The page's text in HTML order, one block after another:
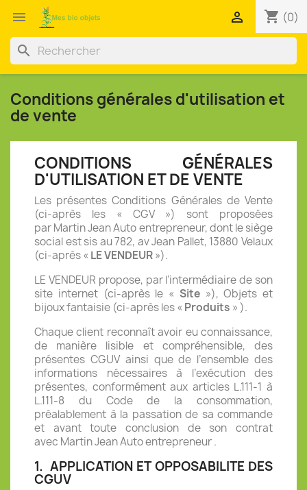
 shopping_cart (0)

search
Conditions générales d'utilisation et
de vente
CONDITIONS GÉNÉRALES
D'UTILISATION ET DE VENTE
Les présentes Conditions Générales de Vente
(ci-après les « CGV ») sont proposées
parMartin JeanAuto entrepreneur, dont le siège
social est sis au 782, av Jean Pallet, 13880 Velaux
(ci-après « LE VENDEUR»).
LE VENDEUR propose, par l’intermédiaire de son
site internet (ci-après le « Site »), Objets et
bijoux fantaisie (ci-après les« Produits » ).
Chaque client reconnaît avoir eu connaissance,
de manière lisible et compréhensible, des
présentes CGUV ainsi que de l’ensemble des
informations nécessaires à l’exécution des
présentes, conformément aux articles L.111-1 à
L.111-8 du Code de la consommation,
préalablement à la passation de sa commande
et avant toute conclusion de son contrat
avec Martin JeanAuto entrepreneur .
1. APPLICATION ET OPPOSABILITE DES
CGUV